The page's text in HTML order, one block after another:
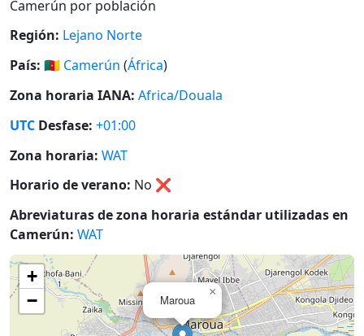
Camerún por población
Región: Lejano Norte
País: 🇨🇲 Camerún (África)
Zona horaria IANA: Africa/Douala
UTC Desfase: +01:00
Zona horaria: WAT
Horario de verano: No ❌
Abreviaturas de zona horaria estándar utilizadas en
Camerún: WAT
Maroua
×
+
−